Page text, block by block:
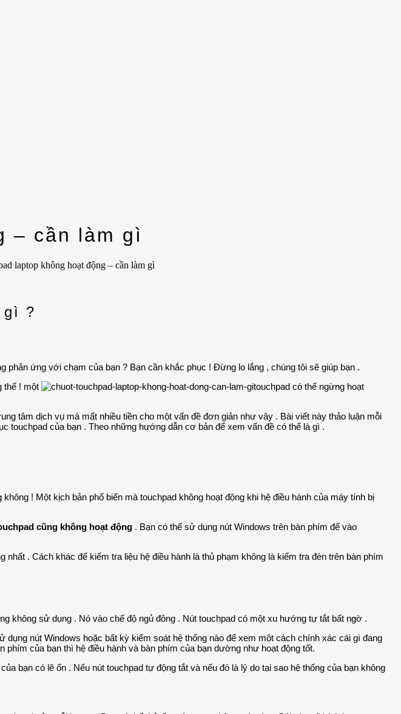
– cần làm gì
laptop không hoạt động – cần làm gì
gì ?
phản ứng với chạm của bạn ? Bạn cần khắc phục ! Đừng lo lắng , chúng tôi sẽ giúp bạn .
thể ! một
touchpad có thể ngừng hoạt
tâm dịch vụ mà mất nhiều tiền cho một vấn đề đơn giản như vậy . Bài viết này thảo luận mỗi
touchpad của bạn . Theo những hướng dẫn cơ bản để xem vấn đề có thể là gì .
! Một kịch bản phổ biến mà touchpad không hoạt động khi hệ điều hành của máy tính bị
cũng không hoạt động . Bạn có thể sử dụng nút Windows trên bàn phím để vào
nhất . Cách khác để kiểm tra liệu hệ điều hành là thủ phạm không là kiểm tra đèn trên bàn phím
không sử dụng . Nó vào chế độ ngủ đông . Nút touchpad có một xu hướng tự tắt bất ngờ .
nút Windows hoặc bất kỳ kiểm soát hệ thống nào để xem một cách chính xác cái gì đang
của bạn thì hệ điều hành và bàn phím của bạn dường như hoạt động tốt.
bạn có lẽ ổn . Nếu nút touchpad tự động tắt và nếu đó là lý do tại sao hệ thống của bạn không